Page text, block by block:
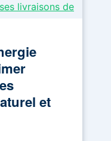
et